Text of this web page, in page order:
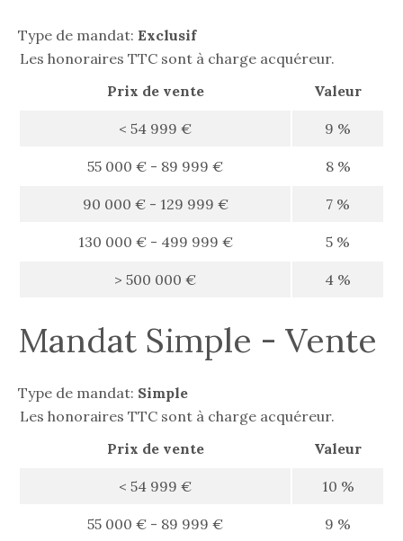
Type de mandat: Exclusif
Les honoraires TTC sont à charge acquéreur.
Prix de vente
Valeur
< 54 999 € 9 %
55 000 € - 89 999 € 8 %
90 000 € - 129 999 € 7 %
130 000 € - 499 999 € 5 %
> 500 000 € 4 %
Mandat Simple - Vente
Type de mandat: Simple
Les honoraires TTC sont à charge acquéreur.
Prix de vente
Valeur
< 54 999 € 10 %
55 000 € - 89 999 € 9 %